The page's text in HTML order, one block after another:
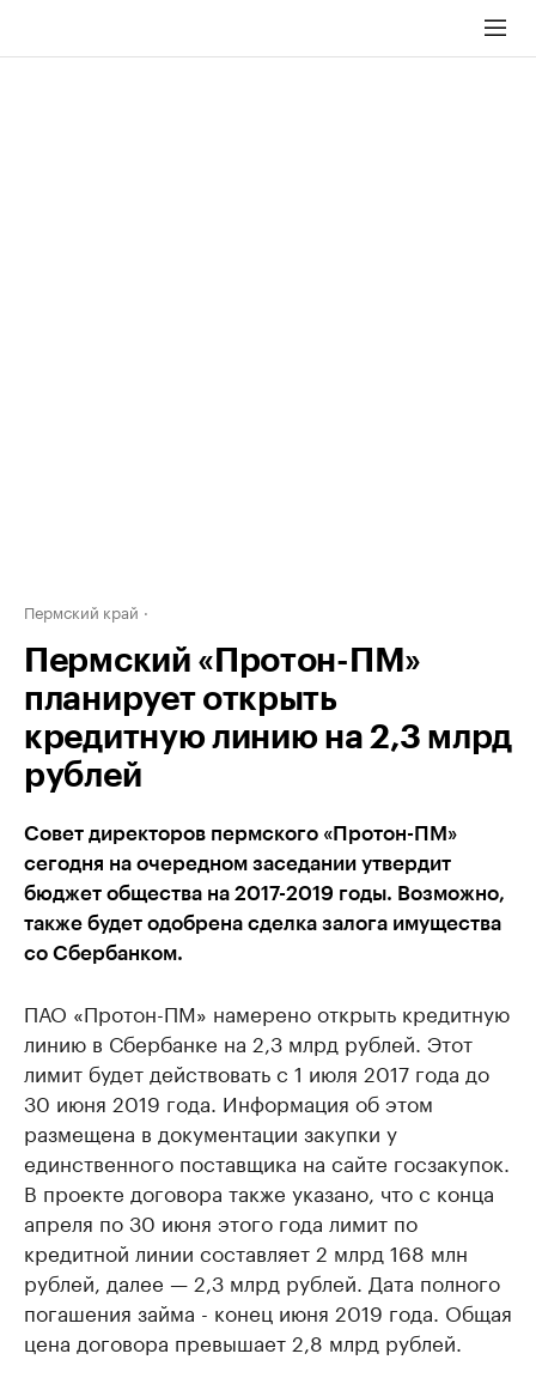
Пермский край
Пермский «Протон-ПМ»
планирует открыть
кредитную линию на 2,3 млрд
рублей
Совет директоров пермского «Протон-ПМ»
сегодня на очередном заседании утвердит
бюджет общества на 2017-2019 годы. Возможно,
также будет одобрена сделка залога имущества
со Сбербанком.
ПАО «Протон-ПМ» намерено открыть кредитную
линию в Сбербанке на 2,3 млрд рублей. Этот
лимит будет действовать с 1 июля 2017 года до
30 июня 2019 года. Информация об этом
размещена в документации закупки у
единственного поставщика на сайте госзакупок.
В проекте договора также указано, что с конца
апреля по 30 июня этого года лимит по
кредитной линии составляет 2 млрд 168 млн
рублей, далее — 2,3 млрд рублей. Дата полного
погашения займа - конец июня 2019 года. Общая
цена договора превышает 2,8 млрд рублей.